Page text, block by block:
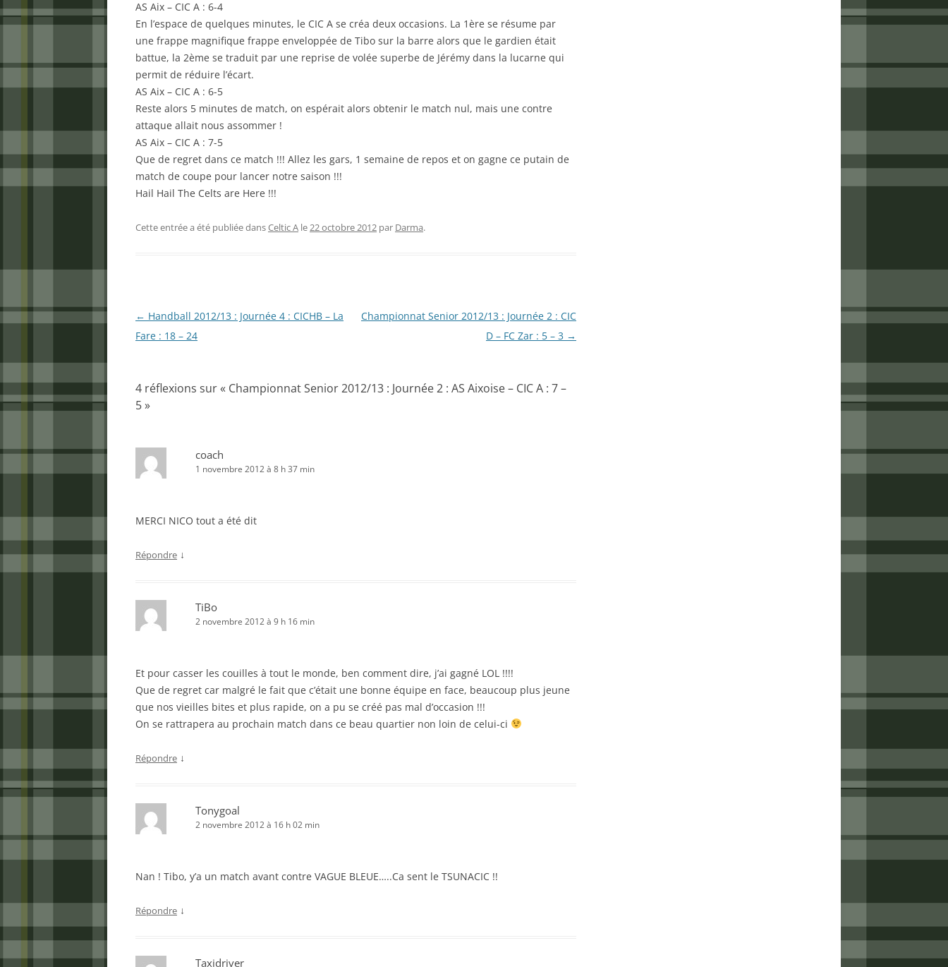
AS Aix – CIC A : 6-4
En l’espace de quelques minutes, le CIC A se créa deux occasions. La 1ère se résume par
une frappe magnifique frappe enveloppée de Tibo sur la barre alors que le gardien était
battue, la 2ème se traduit par une reprise de volée superbe de Jérémy dans la lucarne qui
permit de réduire l’écart.
AS Aix – CIC A : 6-5
Reste alors 5 minutes de match, on espérait alors obtenir le match nul, mais une contre
attaque allait nous assommer !
AS Aix – CIC A : 7-5
Que de regret dans ce match !!! Allez les gars, 1 semaine de repos et on gagne ce putain de
match de coupe pour lancer notre saison !!!
Hail Hail The Celts are Here !!!
Cette entrée a été publiée dansCeltic A le22 octobre 2012 par Darma.
Navigation
des
← Handball 2012/13 : Journée 4 : CICHB – La
Fare : 18 – 24
Championnat Senior 2012/13 : Journée 2 : CIC
D – FC Zar : 5 – 3 →
4 réflexions sur « Championnat Senior 2012/13 : Journée 2 : AS Aixoise – CIC A : 7 –
5»
coach
1 novembre 2012 à 8 h 37 min
MERCI NICO tout a été dit
Répondre ↓
TiBo
2 novembre 2012 à 9 h 16 min
Et pour casser les couilles à tout le monde, ben comment dire, j’ai gagné LOL !!!!
Que de regret car malgré le fait que c’était une bonne équipe en face, beaucoup plus jeune
que nos vieilles bites et plus rapide, on a pu se créé pas mal d’occasion !!!
On se rattrapera au prochain match dans ce beau quartier non loin de celui-ci
Répondre ↓
Tonygoal
2 novembre 2012 à 16 h 02 min
Nan ! Tibo, y’a un match avant contre VAGUE BLEUE…..Ca sent le TSUNACIC !!
Répondre ↓
Taxidriver